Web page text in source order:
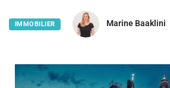
IMMOBILIER Marine Baaklini